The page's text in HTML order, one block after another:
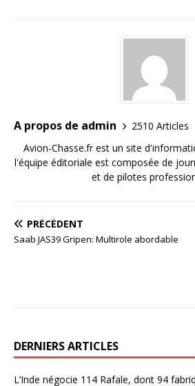
A propos de admin
2510 Articles
Avion-Chasse.fr est un site
l'équipe éditoriale est composée de
et de pilotes
PRÉCÉDENT
Saab JAS39 Gripen: Multirole abordable
DERNIERS ARTICLES
L’Inde négocie 114 Rafale, dont 94